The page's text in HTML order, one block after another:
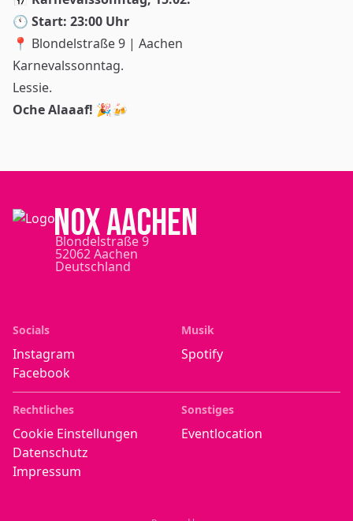
🕚 Start: 23:00 Uhr
📍 Blondelstraße 9 | Aachen
Karnevalssonntag.
Lessie.
Oche Alaaaf! 🎉🍻
NOX Aachen
Blondelstraße 9
52062 Aachen
Deutschland
Socials
Instagram
Facebook
Musik
Spotify
Rechtliches
Cookie Einstellungen
Datenschutz
Impressum
Sonstiges
Eventlocation